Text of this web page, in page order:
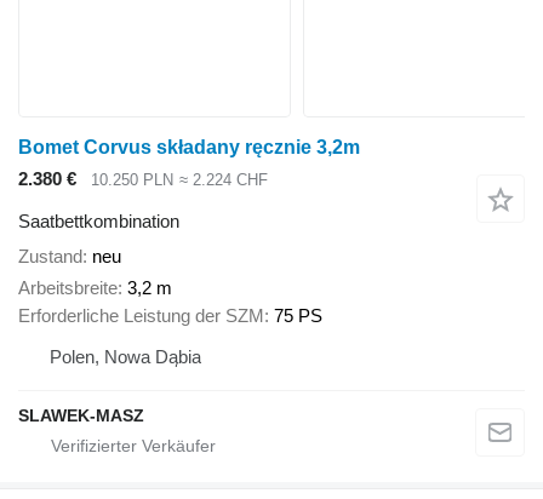
Bomet Corvus składany ręcznie 3,2m
2.380 €
10.250 PLN ≈ 2.224 CHF
Saatbettkombination
Zustand neu
Arbeitsbreite 3,2 m
Erforderliche Leistung der SZM 75 PS
Polen, Nowa Dąbia
SLAWEK-MASZ